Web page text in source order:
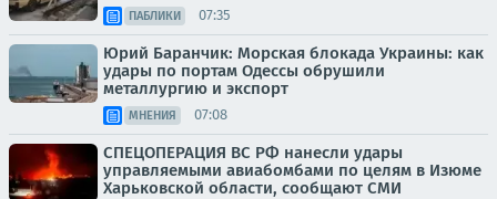
ПАБЛИКИ 07:35
Юрий Баранчик: Морская блокада Украины: как
удары по портам Одессы обрушили
металлургию и экспорт
МНЕНИЯ 07:08
СПЕЦОПЕРАЦИЯ ВС РФ нанесли удары
управляемыми авиабомбами по целям в Изюме
Харьковской области, сообщают СМИ